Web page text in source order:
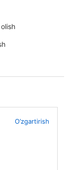
O’zgartirish